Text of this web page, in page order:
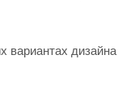
вариантах дизайна